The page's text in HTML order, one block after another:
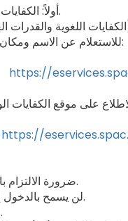
أولاً: الكفايات الفنية ويعطى لها 70% من العلامة الكلية.
للاستعلام عن الاسم ومكان وموعد الاختبار الدخول إلى الرابط التالي:
https://
https://
ضرورة الالتزام بالحضور قبل 45 دقيقة من الموعد المحدد.
لن يسمح بالدخول إلى قاعة الإختبار بعد بدء الجلسة المحددة.
لا يسمح بدخول المرافقين إلى حرم الهيئة.